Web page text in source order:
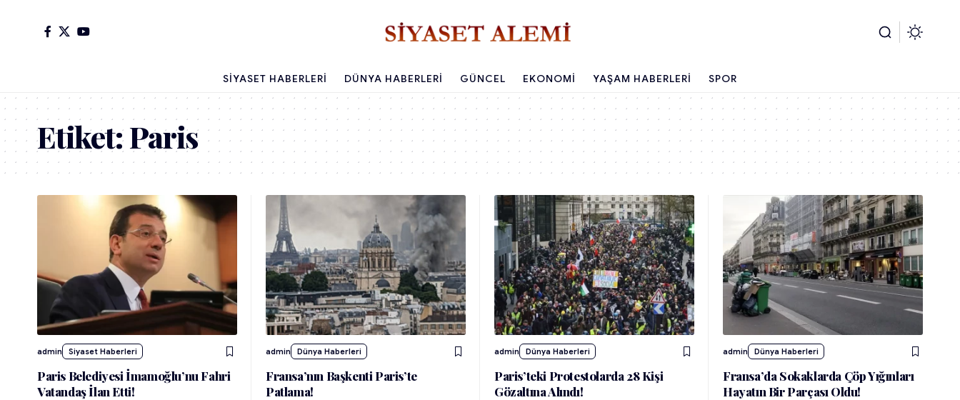
SIYASET HABERLERI DÜNYA HABERLERI GÜNCEL EKONOMI YAŞAM HABERLERI SPOR
Etiket:Paris
admin Siyaset Haberleri
Paris Belediyesi İmamoğlu’nu Fahri
Vatandaş İlan Etti!
admin Dünya Haberleri
Fransa’nın Başkenti Paris’te
Patlama!
admin Dünya Haberleri
Paris’teki Protestolarda 28 Kişi
Gözaltına Alındı!
admin Dünya Haberleri
Fransa’da Sokaklarda Çöp Yığınları
Hayatın Bir Parçası Oldu!